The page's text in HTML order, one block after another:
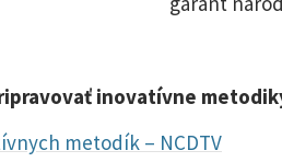
inovatívne
metodík – NCDTV